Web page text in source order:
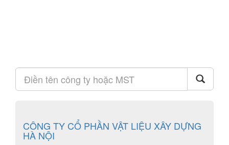
CÔNG TY CỔ PHẦN VẬT LIỆU XÂY DỰNG
HÀ NỘI